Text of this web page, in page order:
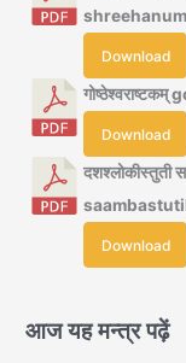
Download
Download
दशश्लोकीस्तुती
Download
आज यह मन्त्र पढ़ें